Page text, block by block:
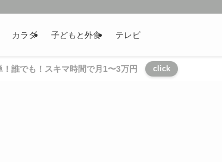
カラダ 子どもと外食 テレビ
！誰でも！スキマ時間で月1〜3万円 click